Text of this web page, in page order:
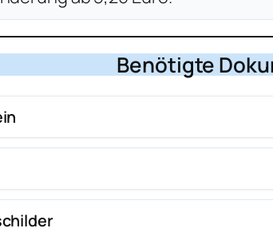
Benötigte